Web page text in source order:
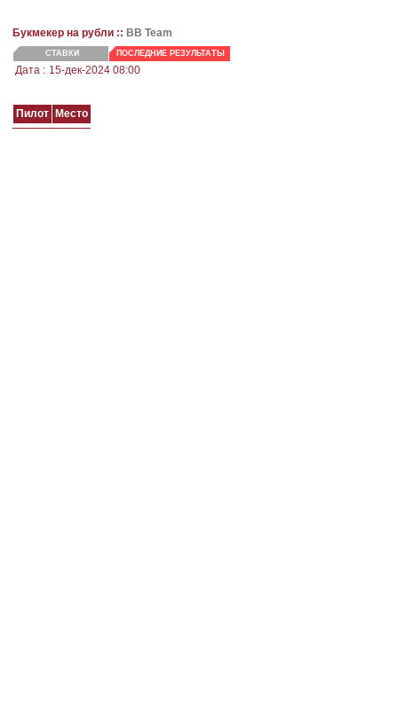
Букмекер на рубли :: BB Team
СТАВКИ ПОСЛЕДНИЕ РЕЗУЛЬТАТЫ
Дата : 15-дек-2024 08:00
Пилот Место